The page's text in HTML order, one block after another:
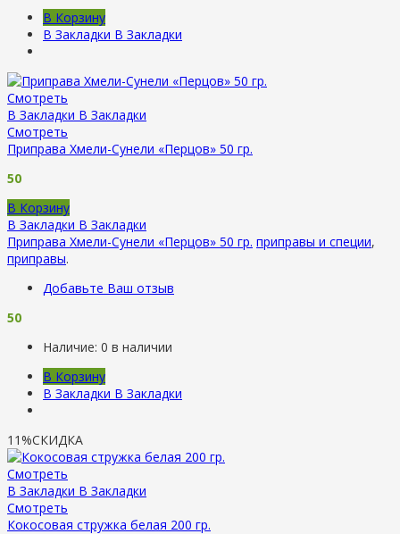
В Корзину
В Закладки В Закладки
Смотреть
В Закладки В Закладки
Смотреть
Приправа Хмели-Сунели «Перцов» 50 гр.
50
В Корзину
В Закладки В Закладки
Приправа Хмели-Сунели «Перцов» 50 гр. приправы и специи,
приправы.
Добавьте Ваш отзыв
50
Наличие: 0 в наличии
В Корзину
В Закладки В Закладки
11%СКИДКА
Смотреть
В Закладки В Закладки
Смотреть
Кокосовая стружка белая 200 гр.